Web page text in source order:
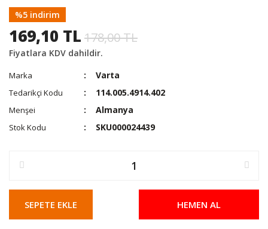
%5 indirim
169,10 TL 178,00 TL
Fiyatlara KDV dahildir.
Marka Varta
Tedarikçi Kodu 114.005.4914.402
Menşei Almanya
Stok Kodu SKU000024439
SEPETE EKLE HEMEN AL